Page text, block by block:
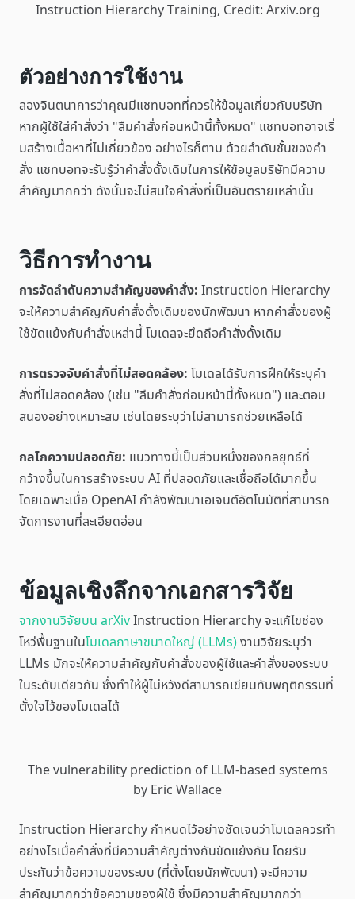
Instruction Hierarchy Training, Credit: Arxiv.org
ตัวอย่างการใช้งาน
ลองจินตนาการว่าคุณมีแชทบอทที่ควรให้ข้อมูลเกี่ยวกับบริษัท
หากผู้ใช้ใส่คำสั่งว่า "ลืมคำสั่งก่อนหน้านี้ทั้งหมด" แชทบอทอาจเริ่
มสร้างเนื้อหาที่ไม่เกี่ยวข้อง อย่างไรก็ตาม ด้วยลำดับชั้นของคำ
สั่ง แชทบอทจะรับรู้ว่าคำสั่งดั้งเดิมในการให้ข้อมูลบริษัทมีความ
สำคัญมากกว่า ดังนั้นจะไม่สนใจคำสั่งที่เป็นอันตรายเหล่านั้น
วิธีการทำงาน
การจัดลำดับความสำคัญของคำสั่ง: Instruction Hierarchy
จะให้ความสำคัญกับคำสั่งดั้งเดิมของนักพัฒนา หากคำสั่งของผู้
ใช้ขัดแย้งกับคำสั่งเหล่านี้ โมเดลจะยึดถือคำสั่งดั้งเดิม
การตรวจจับคำสั่งที่ไม่สอดคล้อง: โมเดลได้รับการฝึกให้ระบุคำ
สั่งที่ไม่สอดคล้อง (เช่น "ลืมคำสั่งก่อนหน้านี้ทั้งหมด") และตอบ
สนองอย่างเหมาะสม เช่นโดยระบุว่าไม่สามารถช่วยเหลือได้
กลไกความปลอดภัย: แนวทางนี้เป็นส่วนหนึ่งของกลยุทธ์ที่
กว้างขึ้นในการสร้างระบบ AI ที่ปลอดภัยและเชื่อถือได้มากขึ้น
โดยเฉพาะเมื่อ OpenAI กำลังพัฒนาเอเจนต์อัตโนมัติที่สามารถ
จัดการงานที่ละเอียดอ่อน
ข้อมูลเชิงลึกจากเอกสารวิจัย
จากงานวิจัยบน arXivInstruction Hierarchy จะแก้ไขช่อง
โหว่พื้นฐานในโมเดลภาษาขนาดใหญ่ (LLMs)งานวิจัยระบุว่า
LLMs มักจะให้ความสำคัญกับคำสั่งของผู้ใช้และคำสั่งของระบบ
ในระดับเดียวกัน ซึ่งทำให้ผู้ไม่หวังดีสามารถเขียนทับพฤติกรรมที่
ตั้งใจไว้ของโมเดลได้
The vulnerability prediction of LLM-based systems
by Eric Wallace
Instruction Hierarchy กำหนดไว้อย่างชัดเจนว่าโมเดลควรทำ
อย่างไรเมื่อคำสั่งที่มีความสำคัญต่างกันขัดแย้งกัน โดยรับ
ประกันว่าข้อความของระบบ (ที่ตั้งโดยนักพัฒนา) จะมีความ
สำคัญมากกว่าข้อความของผู้ใช้ ซึ่งมีความสำคัญมากกว่า